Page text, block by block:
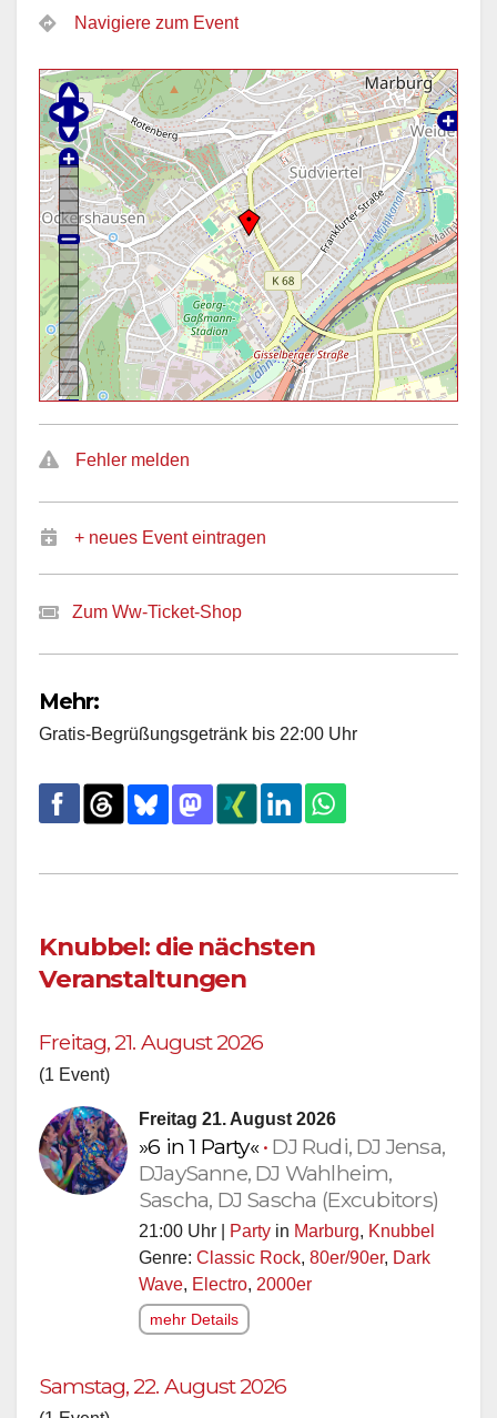
Navigiere zum Event
Fehler melden
+ neues Event eintragen
Zum Ww-Ticket-Shop
Mehr:
Gratis-Begrüßungsgetränk bis 22:00 Uhr
Knubbel: die nächsten
Veranstaltungen
Freitag, 21. August 2026
(1 Event)
Freitag 21. August 2026
»6 in 1 Party«• DJ Rudi, DJ Jensa,
DJaySanne, DJ Wahlheim,
Sascha, DJ Sascha (Excubitors)
21:00 Uhr | Party in Marburg, Knubbel
Genre: Classic Rock, 80er/90er, Dark
Wave, Electro, 2000er
mehr Details
Samstag, 22. August 2026